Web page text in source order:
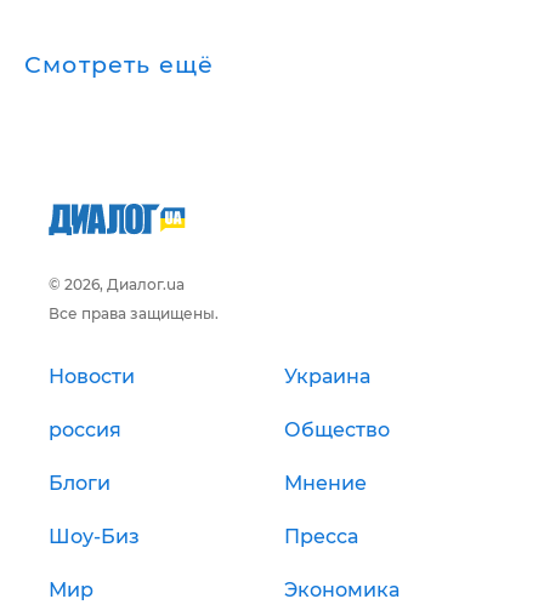
Смотреть ещё
© 2026, Диалог.ua
Все права защищены.
Новости Украина
россия Общество
Блоги Мнение
Шоу-Биз Пресса
Мир Экономика